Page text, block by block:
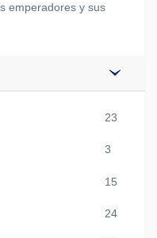
emperadores y sus
23
3
15
24